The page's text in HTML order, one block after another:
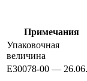
Примечания
Упаковочная
величина
E30078-00 —